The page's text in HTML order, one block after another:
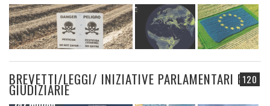
120
BREVETTI/LEGGI/ INIZIATIVE PARLAMENTARI E
GIUDIZIARIE